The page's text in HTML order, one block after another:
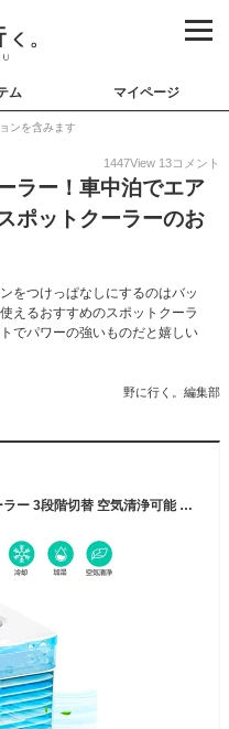
ム マイページ
ンを含みます
1447View 13コメント
ラー！車中泊でエア
ポットクーラーのお
をつけっぱなしにするのはバッ
えるおすすめのスポットクーラ
でパワーの強いものだと嬉しい
野に行く。編集部
冷風扇 卓上 小型 冷風機 氷 水 ミニクーラー 3段階切替 空気清浄可能 抗菌フィルター搭載 夜間7色ライト ミニエアコンファン 卓上冷風機 ポータブルエアコン USB給電 500ml 大容量タンク 加湿機能 冷却機能 夜間ライト 自宅 寝室 車中泊 キャンプ 熱中症対策グッズ